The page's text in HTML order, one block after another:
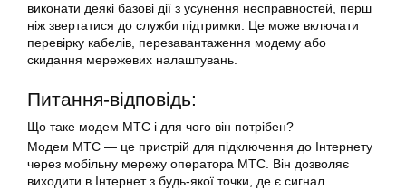
виконати деякі базові дії з усунення несправностей, перш
ніж звертатися до служби підтримки. Це може включати
перевірку кабелів, перезавантаження модему або
скидання мережевих налаштувань.
Питання-відповідь:
Що таке модем МТС і для чого він потрібен?
Модем МТС — це пристрій для підключення до Інтернету
через мобільну мережу оператора МТС. Він дозволяє
виходити в Інтернет з будь-якої точки, де є сигнал